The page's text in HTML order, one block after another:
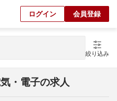
ログイン 会員登録
絞り込み
・電子の求人